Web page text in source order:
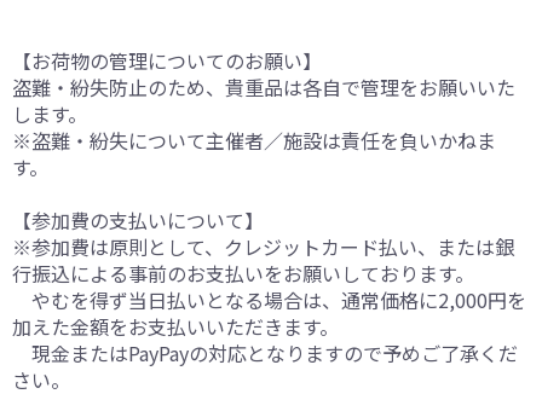
【お荷物の管理についてのお願い】
盗難・紛失防止のため、貴重品は各自で管理をお願いいた
します。
※盗難・紛失について主催者／施設は責任を負いかねま
す。
【参加費の支払いについて】
※参加費は原則として、クレジットカード払い、または銀
行振込による事前のお支払いをお願いしております。
やむを得ず当日払いとなる場合は、通常価格に2,000円を
加えた金額をお支払いいただきます。
現金またはPayPayの対応となりますので予めご了承くだ
さい。